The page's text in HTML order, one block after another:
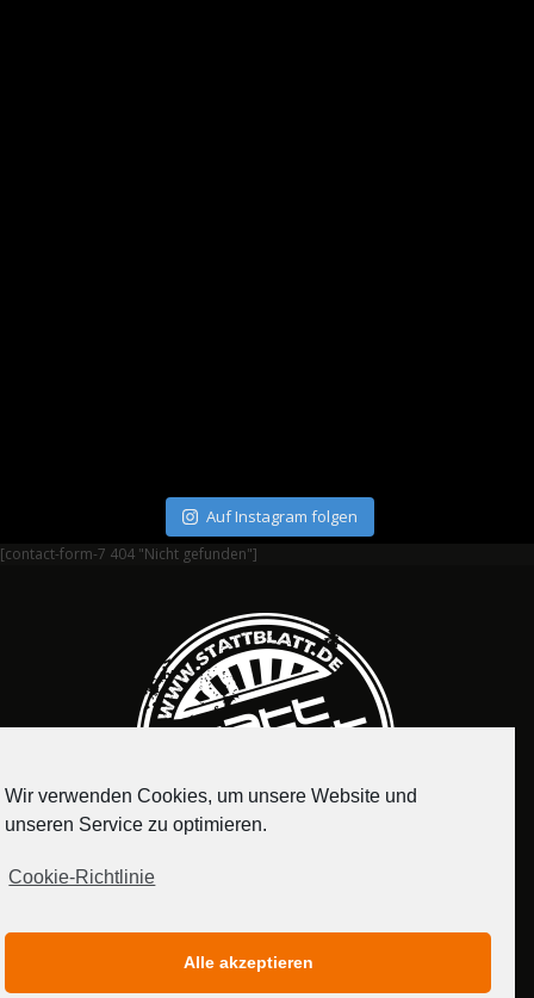
Auf Instagram folgen
[contact-form-7 404 "Nicht gefunden"]
MEDIADATEN
Wir verwenden Cookies, um unsere Website und
unseren Service zu optimieren.
Cookie-Richtlinie
Alle akzeptieren